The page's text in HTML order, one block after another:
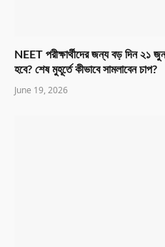
NEET পরীক্ষার্থীদের জন্য বড় দিন ২১
হবে? শেষ মুহূর্তে কীভাবে সামলাবেন চাপ?
June 19, 2026